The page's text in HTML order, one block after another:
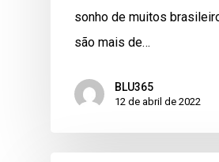
sonho de muitos
são mais de…
BLU365
12 de abril de 2022